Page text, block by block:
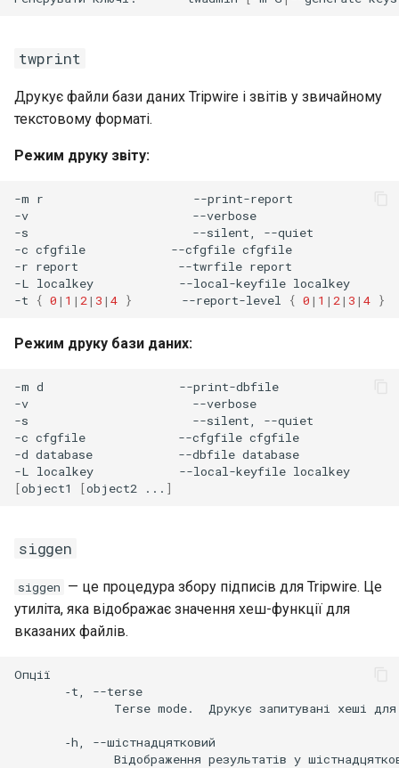
twprint
Друкує файли бази даних Tripwire і звітів у звичайному
текстовому форматі.
Режим друку звіту:
-m r
--print-report
-v
--verbose
-s
--silent,
--quiet
-c cfgfile --cfgfile cfgfile
-r report --twrfile report
-L
localkey --local-keyfile localkey
-t
{ 0 | 1 | 2 | 3 | 4 } --report-level { 0 | 1 | 2 | 3 | 4 }
Режим друку бази даних:
-m d
--print-dbfile
-v
--verbose
-s
--silent,
--quiet
-c cfgfile --cfgfile cfgfile
-d database --dbfile database
-L
localkey --local-keyfile
[object1 [object2 ... ]
siggen
siggen — це процедура збору підписів для Tripwire. Це
утиліта, яка відображає значення хеш-функції для
вказаних файлів.
‐t,
Terse mode. Друкує запитувані хеші для
‐h,
Відображення результатів у